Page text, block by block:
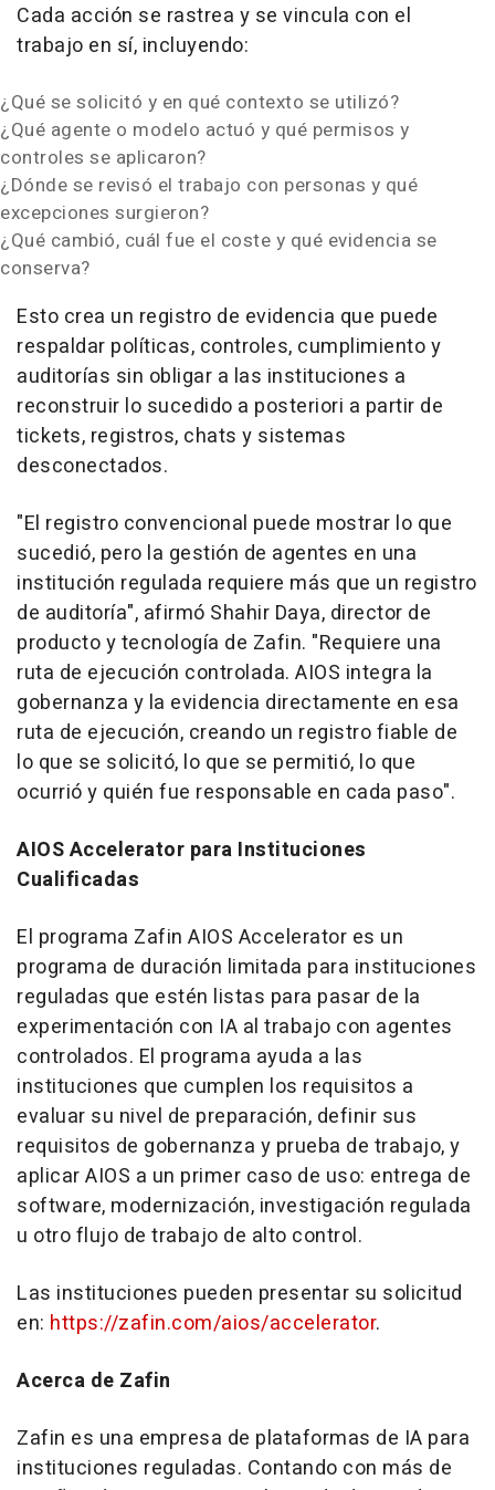
Cada acción se rastrea y se vincula con el
trabajo en sí, incluyendo:
¿Qué se solicitó y en qué contexto se utilizó?
¿Qué agente o modelo actuó y qué permisos y
controles se aplicaron?
¿Dónde se revisó el trabajo con personas y qué
excepciones surgieron?
¿Qué cambió, cuál fue el coste y qué evidencia se
conserva?
Esto crea un registro de evidencia que puede
respaldar políticas, controles, cumplimiento y
auditorías sin obligar a las instituciones a
reconstruir lo sucedido a posteriori a partir de
tickets, registros, chats y sistemas
desconectados.
"El registro convencional puede mostrar lo que
sucedió, pero la gestión de agentes en una
institución regulada requiere más que un registro
de auditoría", afirmó Shahir Daya, director de
producto y tecnología de Zafin. "Requiere una
ruta de ejecución controlada. AIOS integra la
gobernanza y la evidencia directamente en esa
ruta de ejecución, creando un registro fiable de
lo que se solicitó, lo que se permitió, lo que
ocurrió y quién fue responsable en cada paso".
AIOS Accelerator para Instituciones
Cualificadas
El programa Zafin AIOS Accelerator es un
programa de duración limitada para instituciones
reguladas que estén listas para pasar de la
experimentación con IA al trabajo con agentes
controlados. El programa ayuda a las
instituciones que cumplen los requisitos a
evaluar su nivel de preparación, definir sus
requisitos de gobernanza y prueba de trabajo, y
aplicar AIOS a un primer caso de uso: entrega de
software, modernización, investigación regulada
u otro flujo de trabajo de alto control.
Las instituciones pueden presentar su solicitud
en: https://zafin.com/aios/accelerator.
Acerca de Zafin
Zafin es una empresa de plataformas de IA para
instituciones reguladas. Contando con más de